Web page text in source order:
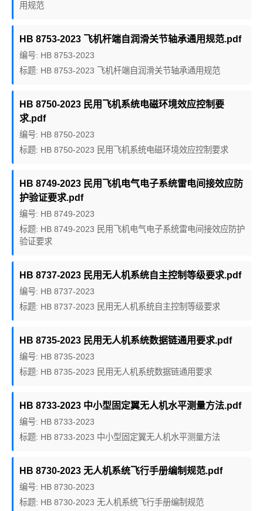
用规范
HB 8753-2023 飞机杆端自润滑关节轴承通用规范.pdf
编号: HB 8753-2023
标题: HB 8753-2023 飞机杆端自润滑关节轴承通用规范
HB 8750-2023 民用飞机系统电磁环境效应控制要
求.pdf
编号: HB 8750-2023
标题: HB 8750-2023 民用飞机系统电磁环境效应控制要求
HB 8749-2023 民用飞机电气电子系统雷电间接效应防
护验证要求.pdf
编号: HB 8749-2023
标题: HB 8749-2023 民用飞机电气电子系统雷电间接效应防护
验证要求
HB 8737-2023 民用无人机系统自主控制等级要求.pdf
编号: HB 8737-2023
标题: HB 8737-2023 民用无人机系统自主控制等级要求
HB 8735-2023 民用无人机系统数据链通用要求.pdf
编号: HB 8735-2023
标题: HB 8735-2023 民用无人机系统数据链通用要求
HB 8733-2023 中小型固定翼无人机水平测量方法.pdf
编号: HB 8733-2023
标题: HB 8733-2023 中小型固定翼无人机水平测量方法
HB 8730-2023 无人机系统飞行手册编制规范.pdf
编号: HB 8730-2023
标题: HB 8730-2023 无人机系统飞行手册编制规范